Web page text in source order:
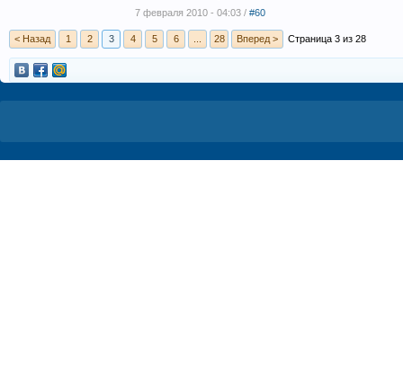
7 февраля 2010 - 04:03 / #60
< Назад 1 2 3 4 5 6 28 Вперед > Страница 3 из 28